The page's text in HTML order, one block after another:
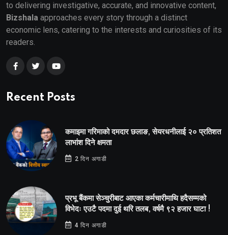
to delivering investigative, accurate, and innovative content,
Bizshala approaches every story through a distinct
economic lens, catering to the interests and curiosities of its
readers.
Recent Posts
कमाइमा गरिमाको दमदार छलाङ, सेयरधनीलाई २० प्रतिशत
लाभांश दिने क्षमता
2 दिन अगाडी
प्रभू बैंकमा सेञ्चुरीबाट आएका कर्मचारीमाथि हदैसम्मको
विभेदः एउटै पदमा दुई थरि तलब, वर्षमै ९२ हजार घाटा !
4 दिन अगाडी